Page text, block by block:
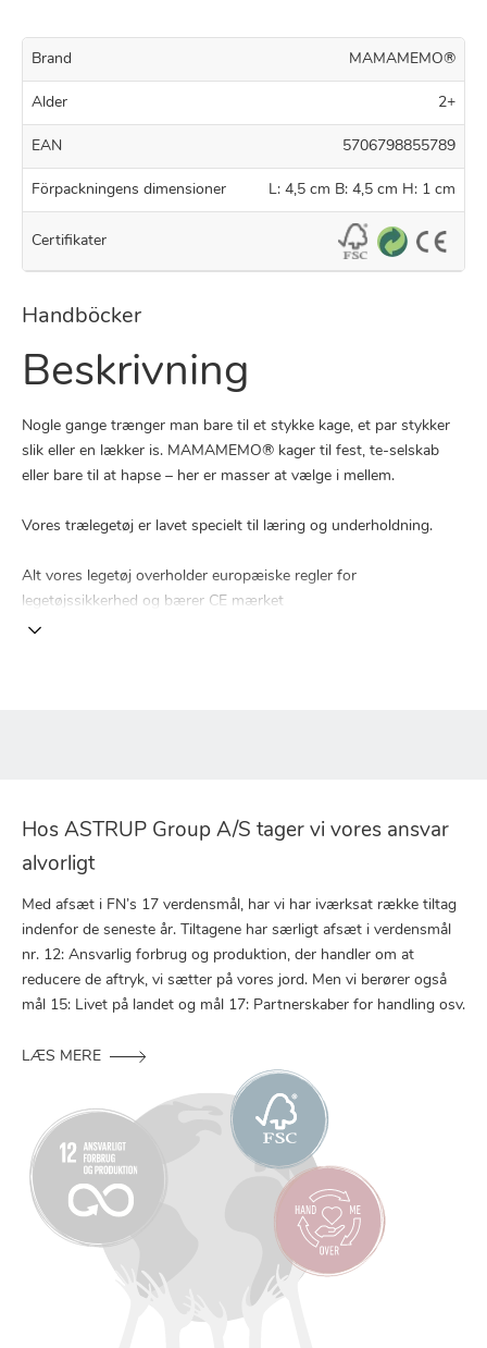
Brand MAMAMEMO®
Alder 2+
EAN 5706798855789
Förpackningens dimensioner L: 4,5 cm B: 4,5 cm H: 1 cm
Certifikater
Handböcker
Beskrivning
Nogle gange trænger man bare til et stykke kage, et par stykker
slik eller en lækker is. MAMAMEMO® kager til fest, te-selskab
eller bare til at hapse – her er masser at vælge i mellem.
Vores trælegetøj er lavet specielt til læring og underholdning.
Alt vores legetøj overholder europæiske regler for
legetøjssikkerhed og bærer CE mærket
Hos ASTRUP Group A/S tager vi vores ansvar
alvorligt
Med afsæt i FN’s 17 verdensmål, har vi har iværksat række tiltag
indenfor de seneste år. Tiltagene har særligt afsæt i verdensmål
nr. 12: Ansvarlig forbrug og produktion, der handler om at
reducere de aftryk, vi sætter på vores jord. Men vi berører også
mål 15: Livet på landet og mål 17: Partnerskaber for handling osv.
LÆS MERE